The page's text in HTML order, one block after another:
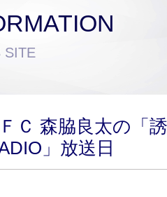
アクセス
SITE
Ｃ 森脇良太の「誘
」放送日